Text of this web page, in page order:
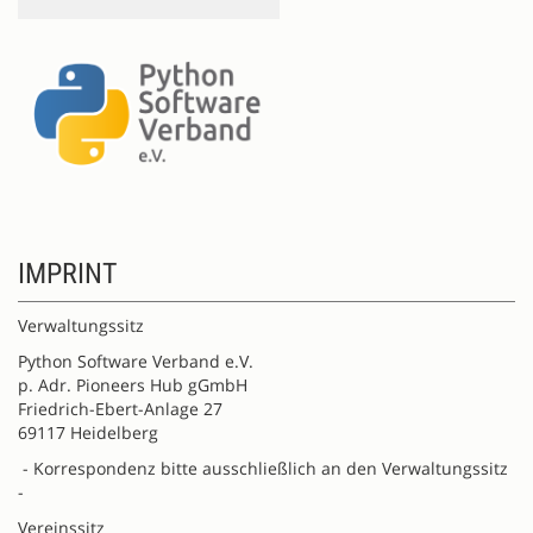
IMPRINT
Verwaltungssitz
Python Software Verband e.V.
p. Adr. Pioneers Hub gGmbH
Friedrich-Ebert-Anlage 27
69117 Heidelberg
- Korrespondenz bitte ausschließlich an den Verwaltungssitz
-
Vereinssitz